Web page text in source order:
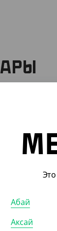
6 285
(41.90
Контейнер
Абай
Аксай